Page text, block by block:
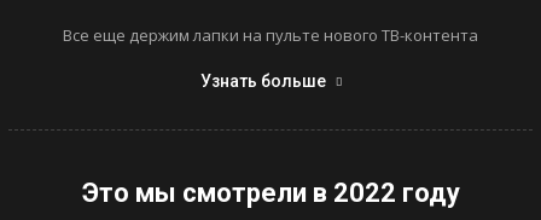
Все еще держим лапки на пульте нового ТВ-контента
Узнать больше
Это мы смотрели в 2022 году